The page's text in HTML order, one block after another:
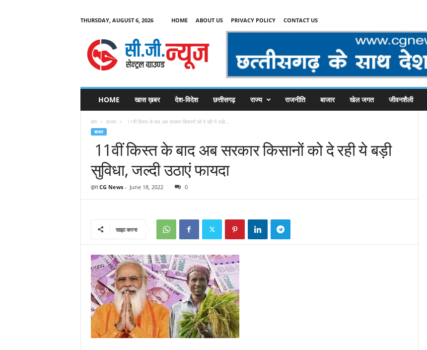
THURSDAY, AUGUST 6, 2026 HOME ABOUT US PRIVACY POLICY CONTACT US
C
HOME खास ख़बर देश-विदेश छत्तीसगढ़ राज्य राजनीति बाजार खेल जगत जीवनशैली
होम बाजार 11वीं किस्त के बाद अब सरकार किसानों को दे रही ये बड़ी...
बाजार
11वीं किस्त के बाद अब सरकार किसानों को दे रही ये बड़ी
सुविधा, जल्दी उठाएं फायदा
द्वारा CG News- June 18, 2022 0
साझा करना